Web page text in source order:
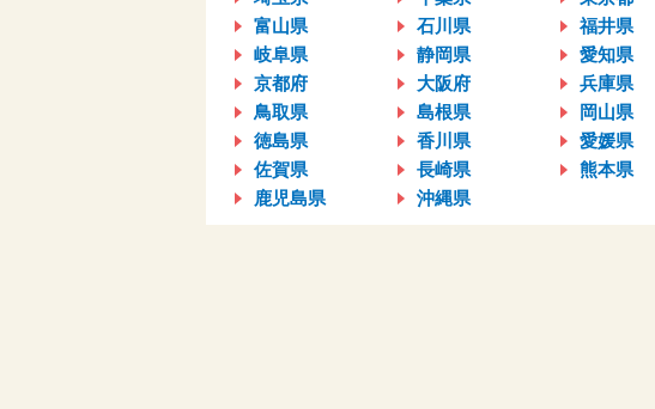
富山県
石川県 福井県
岐阜県
静岡県 愛知県
京都府
大阪府 兵庫県
鳥取県
島根県 岡山県
徳島県
香川県 愛媛県
佐賀県
長崎県 熊本県
鹿児島県
沖縄県